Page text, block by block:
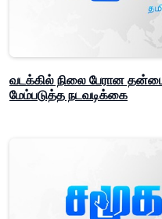
வடக்கில் நிலை பேரான
மேம்படுத்த நடவடிக்கை